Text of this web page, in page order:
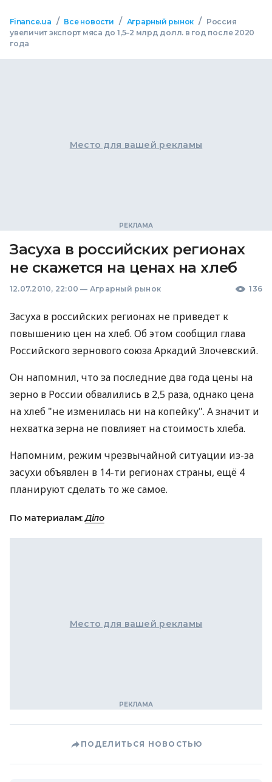
Finance.ua / Все новости / Аграрный рынок /
Россия
увеличит экспорт мяса до 1,5–2 млрд долл. в год после 2020
года
Место для вашей рекламы
Засуха в российских регионах
не скажется на ценах на хлеб
12.07.2010, 22:00 — Аграрный рынок 136
Засуха в российских регионах не приведет к
повышению цен на хлеб. Об этом сообщил глава
Российского зернового союза Аркадий Злочевский.
Он напомнил, что за последние два года цены на
зерно в России обвалились в 2,5 раза, однако цена
на хлеб "не изменилась ни на копейку". А значит и
нехватка зерна не повлияет на стоимость хлеба.
Напомним, режим чрезвычайной ситуации из-за
засухи объявлен в 14-ти регионах страны, ещё 4
планируют сделать то же самое.
По материалам:Діло
Место для вашей рекламы
ПОДЕЛИТЬСЯ НОВОСТЬЮ